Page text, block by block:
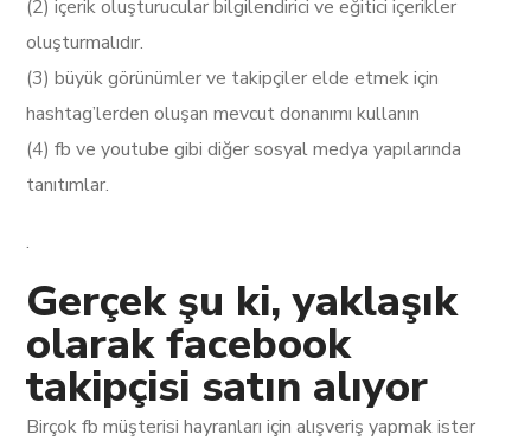
(2) içerik oluşturucular bilgilendirici ve eğitici içerikler
oluşturmalıdır.
(3) büyük görünümler ve takipçiler elde etmek için
hashtag’lerden oluşan mevcut donanımı kullanın
(4) fb ve youtube gibi diğer sosyal medya yapılarında
tanıtımlar.
.
Gerçek şu ki, yaklaşık
olarak facebook
takipçisi satın alıyor
Birçok fb müşterisi hayranları için alışveriş yapmak ister